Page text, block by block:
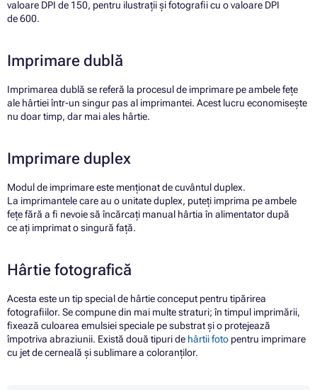
valoare DPI de 150, pentru ilustrații și fotografii cu o valoare DPI
de 600.
Imprimare dublă
Imprimarea dublă se referă la procesul de imprimare pe ambele fețe
ale hârtiei într-un singur pas al imprimantei. Acest lucru economisește
nu doar timp, dar mai ales hârtie.
Imprimare duplex
Modul de imprimare este menționat de cuvântul duplex.
La imprimantele care au o unitate duplex, puteți imprima pe ambele
fețe fără a fi nevoie să încărcați manual hârtia în alimentator după
ce ați imprimat o singură față.
Hârtie fotografică
Acesta este un tip special de hârtie conceput pentru tipărirea
fotografiilor. Se compune din mai multe straturi; în timpul imprimării,
fixează culoarea emulsiei speciale pe substrat și o protejează
împotriva abraziunii. Există două tipuri de hârtii foto pentru imprimare
cu jet de cerneală și sublimare a coloranților.